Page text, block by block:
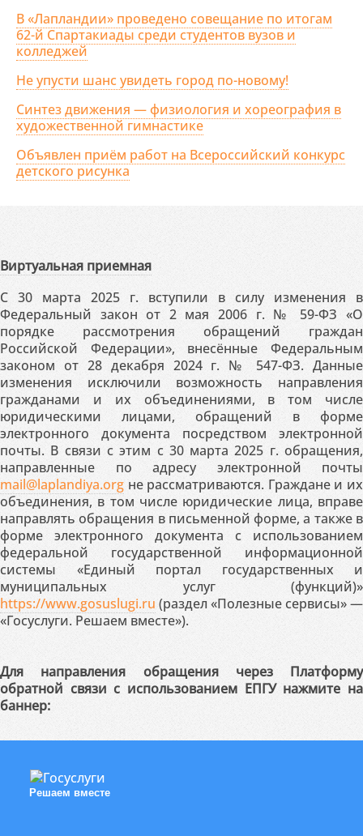
В «Лапландии» проведено совещание по итогам
62-й Спартакиады среди студентов вузов и
колледжей
Не упусти шанс увидеть город по-новому!
Синтез движения — физиология и хореография в
художественной гимнастике
Объявлен приём работ на Всероссийский конкурс
детского рисунка
Виртуальная приемная
С 30 марта 2025 г. вступили в силу изменения в
Федеральный закон от 2 мая 2006 г. № 59-ФЗ «О
порядке рассмотрения обращений граждан
Российской Федерации», внесённые Федеральным
законом от 28 декабря 2024 г. № 547-ФЗ. Данные
изменения исключили возможность направления
гражданами и их объединениями, в том числе
юридическими лицами, обращений в форме
электронного документа посредством электронной
почты. В связи с этим с 30 марта 2025 г. обращения,
направленные по адресу электронной почты
mail@laplandiya.org не рассматриваются. Граждане и их
объединения, в том числе юридические лица, вправе
направлять обращения в письменной форме, а также в
форме электронного документа с использованием
федеральной государственной информационной
системы «Единый портал государственных и
муниципальных услуг (функций)»
https://www.gosuslugi.ru (раздел «Полезные сервисы» —
«Госуслуги. Решаем вместе»).
Для направления обращения через Платформу
обратной связи с использованием ЕПГУ нажмите на
баннер:
Решаем вместе